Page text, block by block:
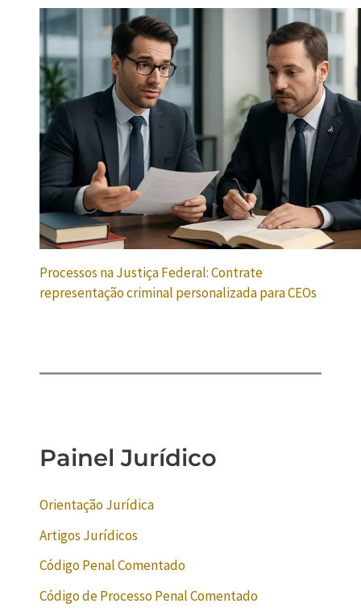
Processos na Justiça Federal: Contrate
representação criminal personalizada para CEOs
Painel Jurídico
Orientação Jurídica
Artigos Jurídicos
Código Penal Comentado
Código de Processo Penal Comentado